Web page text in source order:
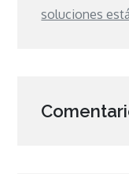
soluciones